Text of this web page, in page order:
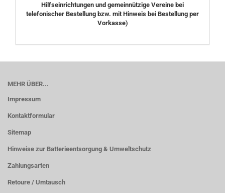
Hilfseinrichtungen und gemeinnützige Vereine bei
telefonischer Bestellung bzw. mit Hinweis bei Bestellung per
Vorkasse)
MEHR ÜBER...
Impressum
Kontaktformular
Sitemap
Hinweise zur Batterieentsorgung & Umweltschutz
Zahlungsarten
Retoure / Umtausch